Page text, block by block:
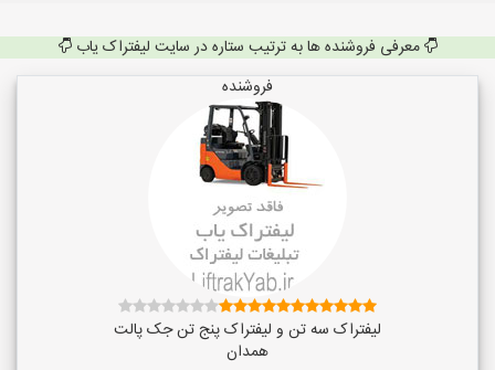
معرفی فروشنده ها به ترتیب ستاره در سایت لیفتراک یاب
فروشنده
لیفتراک سه تن و لیفتراک پنج تن جک پالت
همدان